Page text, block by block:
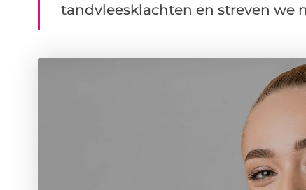
tandvleesklachten en streven we